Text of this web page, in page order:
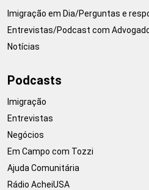
Imigração em Dia/Perguntas e
Entrevistas/Podcast com
Notícias
Podcasts
Imigração
Entrevistas
Negócios
Em Campo com Tozzi
Ajuda Comunitária
Rádio AcheiUSA